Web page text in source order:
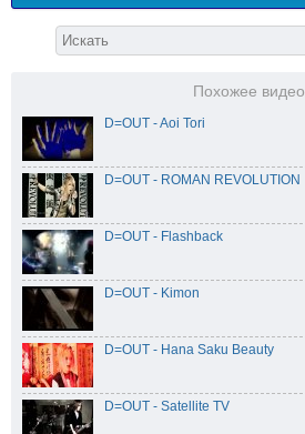
Похожее видео
D=OUT - Aoi Tori
D=OUT - ROMAN REVOLUTION
D=OUT - Flashback
D=OUT - Kimon
D=OUT - Hana Saku Beauty
D=OUT - Satellite TV